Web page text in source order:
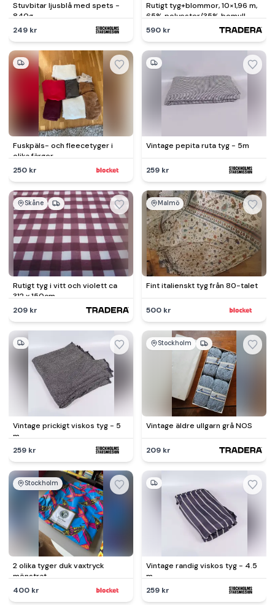
Stuvbitar ljusblå med spets -
840g
249 kr
Rutigt tyg+blommor, 10×1,96 m,
65% polyester/35% bomull,
OANVÄNT
590 kr
Fuskpäls- och fleecetyger i
olika färger
250 kr
Vintage pepita ruta tyg - 5m
259 kr
Skåne
Rutigt tyg i vitt och violett ca
312 x 150cm
209 kr
Malmö
Fint italienskt tyg från 80-talet
500 kr
Vintage prickigt viskos tyg - 5
m
259 kr
Stockholm
Vintage äldre ullgarn grå NOS
209 kr
Stockholm
2 olika tyger duk vaxtryck
mönstrat
400 kr
Vintage randig viskos tyg - 4.5
m
259 kr